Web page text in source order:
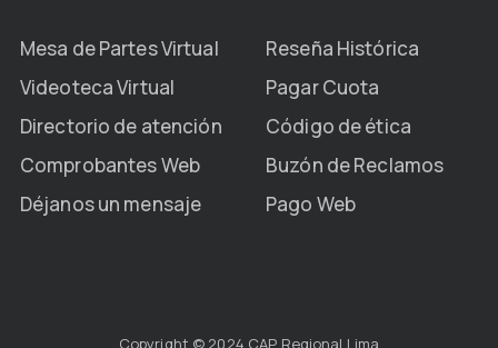
Mesa de Partes Virtual
Reseña Histórica
Videoteca Virtual
Pagar Cuota
Directorio de atención
Código de ética
Comprobantes Web
Buzón de Reclamos
Déjanos un mensaje
Pago Web
Copyright © 2024 CAP Regional Lima